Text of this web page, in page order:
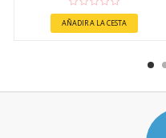
AÑADIR A LA CESTA